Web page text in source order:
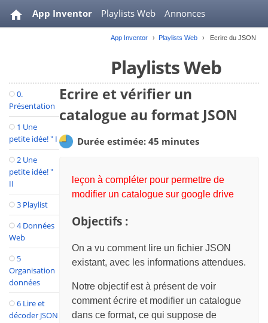
App Inventor Playlists Web Annonces
App Inventor Playlists Web Ecrire du JSON
Playlists Web
0.
Présentation
1 Une
petite idée! " I
2 Une
petite idée! "
II
3 Playlist
4 Données
Web
5
Organisation
données
6 Lire et
décoder JSON
Ecrire et vérifier un
catalogue au format JSON
Durée estimée: 45 minutes
leçon à compléter pour permettre de
modifier un catalogue sur google drive
Objectifs :
On a vu comment lire un fichier JSON
existant, avec les informations attendues.
Notre objectif est à présent de voir
comment écrire et modifier un catalogue
dans ce format, ce qui suppose de